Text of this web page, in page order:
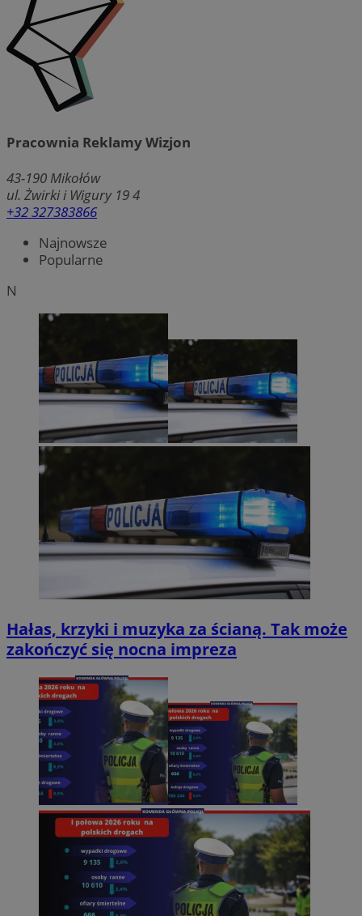
Pracownia Reklamy Wizjon
43-190 Mikołów
ul. Żwirki i Wigury 19 4
+32 327383866
Najnowsze
Popularne
N
Hałas, krzyki i muzyka za ścianą. Tak może
zakończyć się nocna impreza